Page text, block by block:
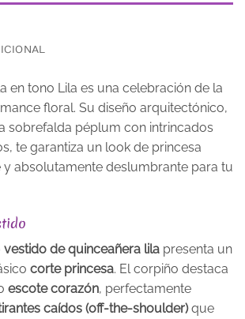
en tono Lila es una celebración de la
floral. Su diseño arquitectónico,
sobrefalda péplum con intrincados
te garantiza un look de princesa
y absolutamente deslumbrante para tu
vestido de quinceañera lila presenta un
corte princesa. El corpiño destaca
escote corazón, perfectamente
caídos (off-the-shoulder)que